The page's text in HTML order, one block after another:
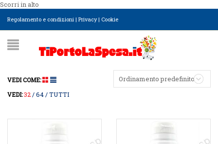
Scorri in alto
Regolamento e condizioni | Privacy| Cookie
Ordinamento predefinito
VEDI COME:
VEDI:32 64 TUTTI